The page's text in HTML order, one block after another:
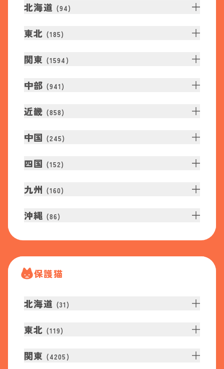
北海道 (94)
東北 (185)
関東 (1594 )
中部 (941 )
近畿 (858)
中国 (245)
四国 (152)
九州 (160)
沖縄 (86)
保護猫
北海道 (31 )
東北 (119)
関東 (4205 )